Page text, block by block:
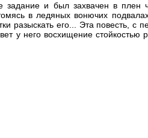
задание и был захвачен в плен
в ледяных вонючих
разыскать его... Эта повесть, с
у него восхищение стойкостью